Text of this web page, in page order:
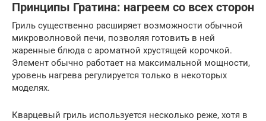
Принципы Гратина: нагреем со всех сторон
Гриль существенно расширяет возможности обычной
микроволновой печи, позволяя готовить в ней
жаренные блюда с ароматной хрустящей корочкой.
Элемент обычно работает на максимальной мощности,
уровень нагрева регулируется только в некоторых
моделях.
Кварцевый гриль используется несколько реже, хотя в